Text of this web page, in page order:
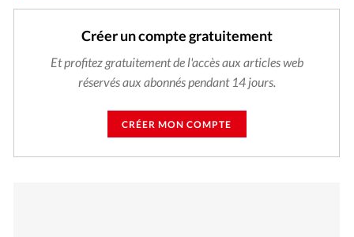
Créer un compte gratuitement
Et profitez gratuitement de l'accès aux articles web
réservés aux abonnés pendant 14 jours.
CRÉER MON COMPTE